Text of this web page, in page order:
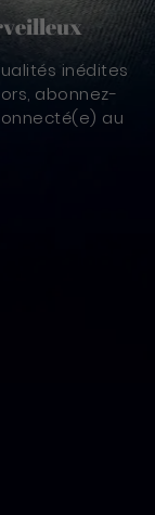
inédites
abonnez-
au